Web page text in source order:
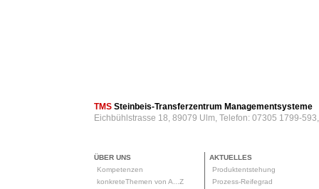
TMS Steinbeis-Transferzentrum Managementsysteme
Eichbühlstrasse 18, 89079 Ulm, Telefon: 07305 1799-
ÜBER UNS
Kompetenzen
konkreteThemen von A...Z
AKTUELLES
Produktentstehung
Prozess-Reifegrad